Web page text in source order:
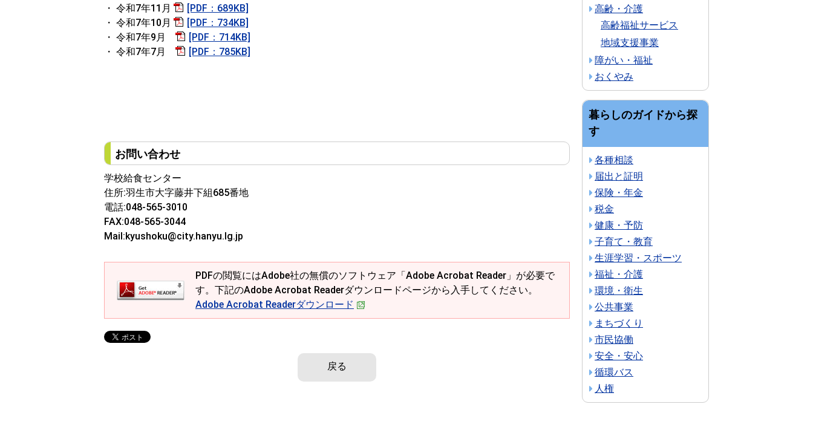
・ 令和7年11月
[PDF：689KB]
・ 令和7年10月
[PDF：734KB]
・ 令和7年9月
[PDF：714KB]
・ 令和7年7月
[PDF：785KB]
お問い合わせ
学校給食センター
住所:羽生市大字藤井下組685番地
電話:048-565-3010
FAX:048-565-3044
Mail:kyushoku@city.hanyu.lg.jp
PDFの閲覧にはAdobe社の無償のソフトウェア「Adobe Acrobat Reader」が必要で
す。下記のAdobe Acrobat Readerダウンロードページから入手してください。
Adobe Acrobat Readerダウンロード
戻る
高齢・介護
高齢福祉サービス
地域支援事業
障がい・福祉
おくやみ
暮らしのガイドから探
す
各種相談
届出と証明
保険・年金
税金
健康・予防
子育て・教育
生涯学習・スポーツ
福祉・介護
環境・衛生
公共事業
まちづくり
市民協働
安全・安心
循環バス
人権